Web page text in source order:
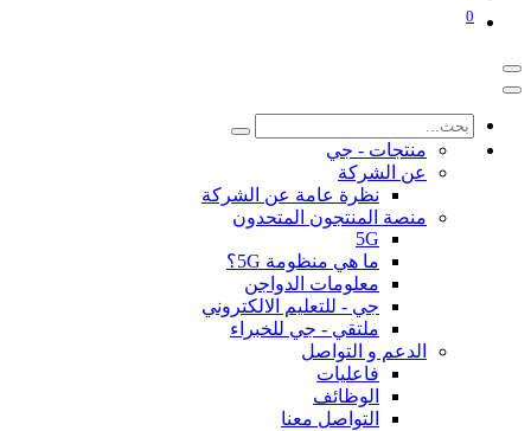
0
منتجات - جي
عن الشركة
نظرة عامة عن الشركة
منصة المنتجون المتحدون
5G
ما هي منظومة 5G؟
معلومات الدواجن
جي - للتعليم الالكتروني
ملتقي - جي للخبراء
الدعم و التواصل
فاعليات
الوظائف
التواصل معنا